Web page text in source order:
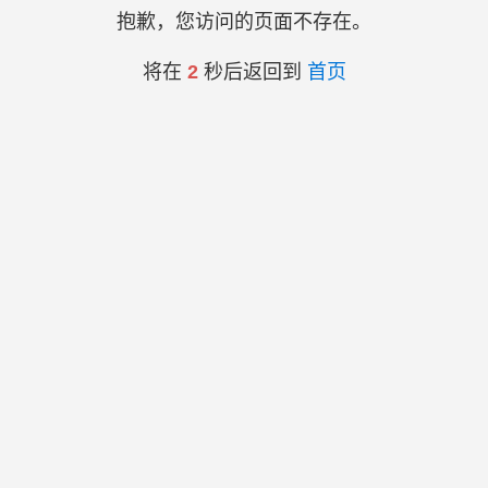
抱歉，您访问的页面不存在。
将在 2秒后返回到 首页